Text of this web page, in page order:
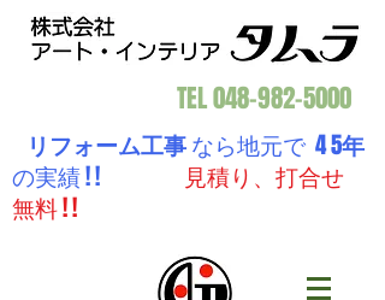
TEL048-982-5000
リフォーム工事なら地元で 4 5年
の実績 ! !
見積り、打合せ
無料 ! !